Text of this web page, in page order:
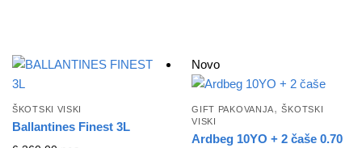
ŠKOTSKI VISKI
Ballantines Finest 3L
Novo
GIFT PAKOVANJA,ŠKOTSKI
VISKI
Ardbeg 10YO + 2 čaše 0.70